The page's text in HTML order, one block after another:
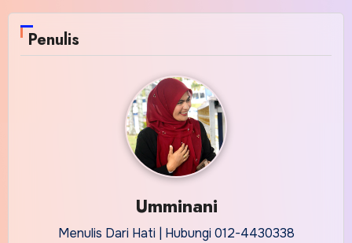
Penulis
Umminani
Menulis Dari Hati | Hubungi 012-4430338